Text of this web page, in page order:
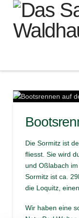
Die Sormitz ist
fliesst. Sie wird
und Oßlabach
Sormitz ist ca.
die Loquitz,
Wir haben eine